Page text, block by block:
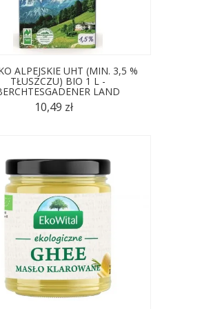
ALPEJSKIE UHT (MIN. 3,5 %
TŁUSZCZU) BIO 1 L -
LAND
10,49 zł